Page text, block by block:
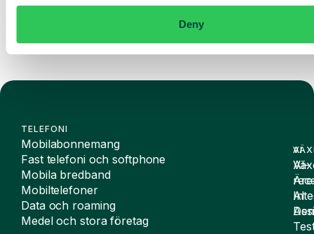
Deny
TELEFONI
Mobilabonnemang
Fast telefoni och softphone
Mobila bredband
Mobiltelefoner
Data och roaming
Medel och stora företag
AI
AI-
AI